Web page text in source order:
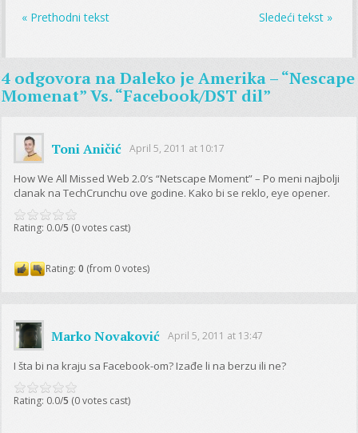
« Prethodni tekst Sledeći tekst »
4 odgovora naDaleko je Amerika – “Nescape
Momenat” Vs. “Facebook/DST dil”
Toni Aničić April 5, 2011 at 10:17
How We All Missed Web 2.0′s “Netscape Moment” – Po meni najbolji
clanak na TechCrunchu ove godine. Kako bi se reklo, eye opener.
Rating: 0.0/5 (0 votes cast)
Rating:0 (from 0 votes)
Marko Novaković April 5, 2011 at 13:47
I šta bi na kraju sa Facebook-om? Izađe li na berzu ili ne?
Rating: 0.0/5 (0 votes cast)